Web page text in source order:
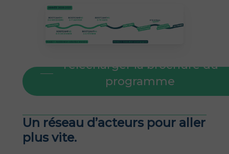
Télécharger la brochure du
programme
Un réseau d’acteurs pour aller
plus vite.